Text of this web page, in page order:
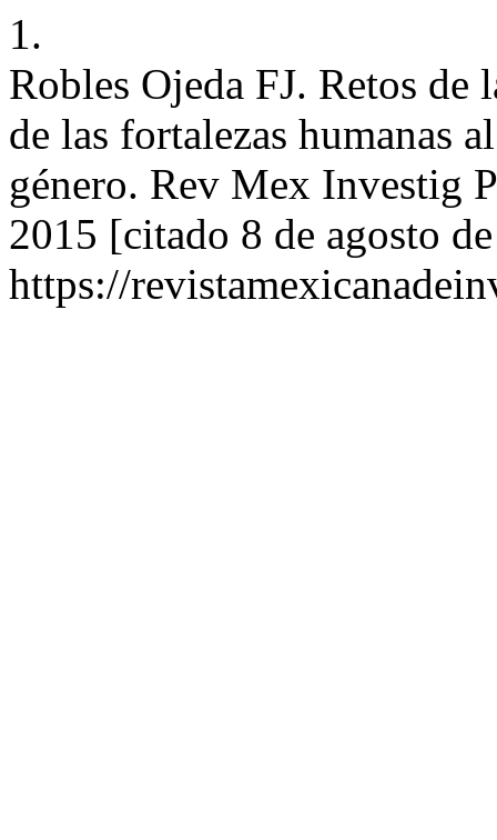
1.
Robles Ojeda FJ. Retos
de las fortalezas humanas
género. Rev Mex Investig
2015 [citado 8 de agosto
https://